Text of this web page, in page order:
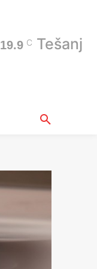
19.9 C Tešanj